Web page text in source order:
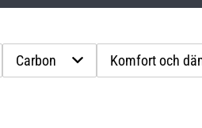
Carbon Komfort och